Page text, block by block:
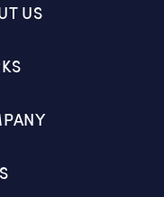
US